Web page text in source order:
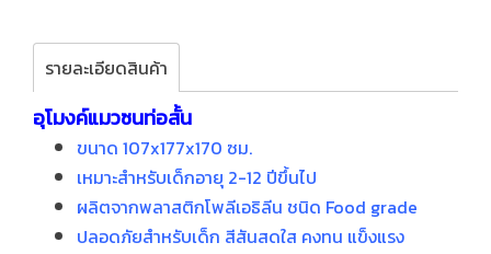
รายละเอียดสินค้า
อุโมงค์แมวซนท่อสั้น
ขนาด 107x177x170 ซม.
เหมาะสำหรับเด็กอายุ 2-12 ปีขึ้นไป
ผลิตจากพลาสติกโพลีเอธิลีน ชนิด Food grade
ปลอดภัยสำหรับเด็ก สีสันสดใส คงทน แข็งแรง